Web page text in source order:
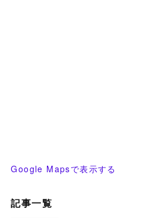
Google Mapsで表示する
記事一覧